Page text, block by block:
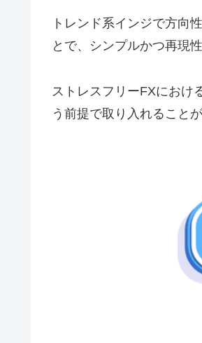
トレンド系インジで方向
とで、シンプルかつ再現
ストレスフリーFXにおけ
う前提で取り入れること